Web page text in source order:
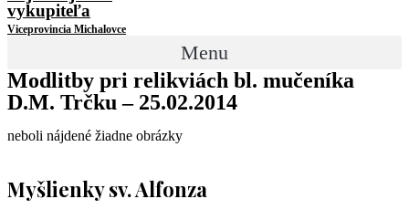
vykupiteľa
Viceprovincia Michalovce
Menu
Modlitby pri relikviách bl. mučeníka
D.M. Trčku – 25.02.2014
neboli nájdené žiadne obrázky
Myšlienky sv. Alfonza